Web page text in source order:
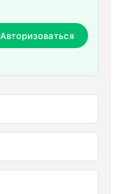
Авторизоваться